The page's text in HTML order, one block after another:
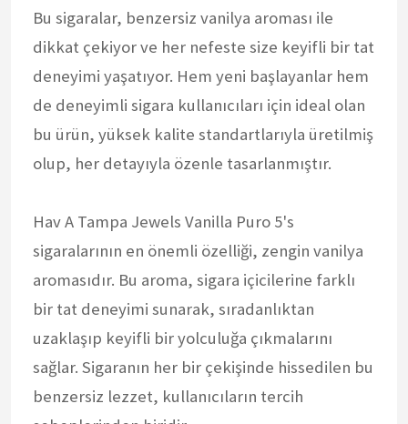
Bu sigaralar, benzersiz vanilya aroması ile
dikkat çekiyor ve her nefeste size keyifli bir tat
deneyimi yaşatıyor. Hem yeni başlayanlar hem
de deneyimli sigara kullanıcıları için ideal olan
bu ürün, yüksek kalite standartlarıyla üretilmiş
olup, her detayıyla özenle tasarlanmıştır.
Hav A Tampa Jewels Vanilla Puro 5's
sigaralarının en önemli özelliği, zengin vanilya
aromasıdır. Bu aroma, sigara içicilerine farklı
bir tat deneyimi sunarak, sıradanlıktan
uzaklaşıp keyifli bir yolculuğa çıkmalarını
sağlar. Sigaranın her bir çekişinde hissedilen bu
benzersiz lezzet, kullanıcıların tercih